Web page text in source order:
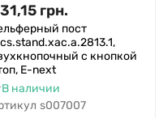
грн.
пост
с кнопкой
E-next
В наличии
s007007